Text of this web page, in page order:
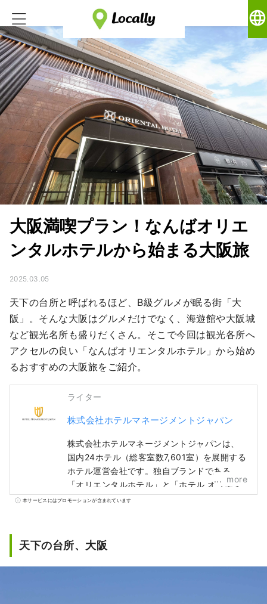
language
大阪満喫プラン！なんばオリエ
ンタルホテルから始まる大阪旅
2025.03.05
天下の台所と呼ばれるほど、B級グルメが眠る街「大
阪」。そんな大阪はグルメだけでなく、海遊館や大阪城
など観光名所も盛りだくさん。そこで今回は観光各所へ
アクセルの良い「なんばオリエンタルホテル」から始め
るおすすめの大阪旅をご紹介。
ライター
株式会社ホテルマネージメントジャパン
株式会社ホテルマネージメントジャパンは、
国内24ホテル（総客室数7,601室）を展開する
ホテル運営会社です。独自ブランドである
「オリエンタルホテル」と「ホテル オリエン
タル エクスプレス」に加え、「ヒルトン」、
more
本サービスにはプロモーションが含まれています
天下の台所、大阪